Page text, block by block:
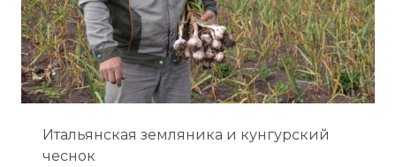
Итальянская земляника и кунгурский
чеснок